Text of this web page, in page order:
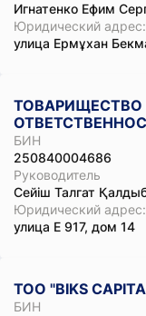
Игнатенко Ефим
Юридический адрес:
улица Ермұхан
ТОВАРИЩЕСТВО
БИН
250840004686
Руководитель
Сейіш Талгат
Юридический адрес:
улица Е 917, дом 14
ТОО "BIKS
БИН